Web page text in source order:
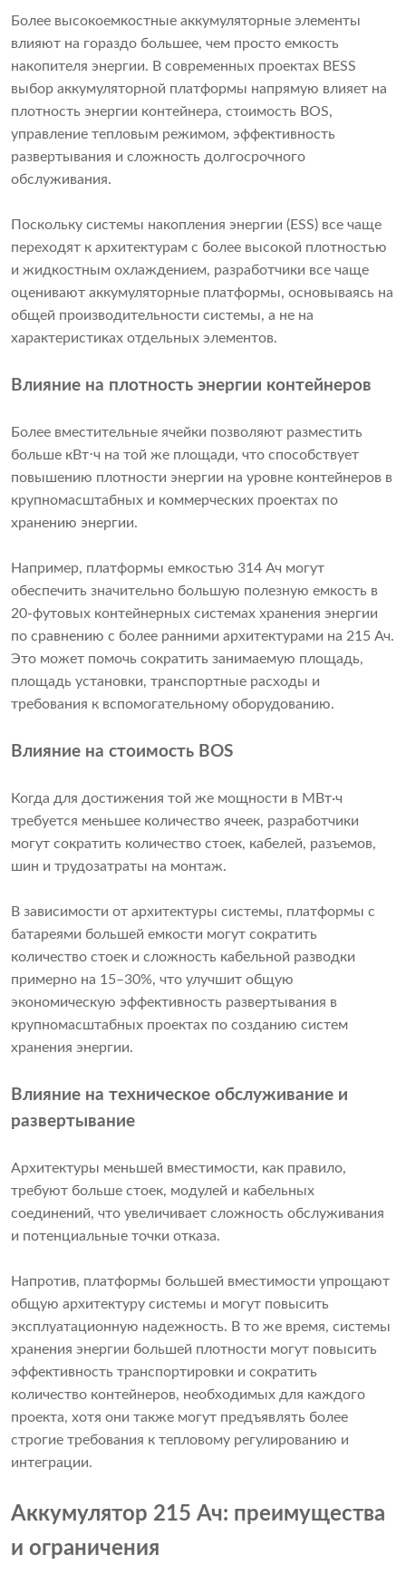
Более высокоемкостные аккумуляторные элементы
влияют на гораздо большее, чем просто емкость
накопителя энергии. В современных проектах BESS
выбор аккумуляторной платформы напрямую влияет на
плотность энергии контейнера, стоимость BOS,
управление тепловым режимом, эффективность
развертывания и сложность долгосрочного
обслуживания.
Поскольку системы накопления энергии (ESS) все чаще
переходят к архитектурам с более высокой плотностью
и жидкостным охлаждением, разработчики все чаще
оценивают аккумуляторные платформы, основываясь на
общей производительности системы, а не на
характеристиках отдельных элементов.
Влияние на плотность энергии контейнеров
Более вместительные ячейки позволяют разместить
больше кВт⋅ч на той же площади, что способствует
повышению плотности энергии на уровне контейнеров в
крупномасштабных и коммерческих проектах по
хранению энергии.
Например, платформы емкостью 314 Ач могут
обеспечить значительно большую полезную емкость в
20-футовых контейнерных системах хранения энергии
по сравнению с более ранними архитектурами на 215 Ач.
Это может помочь сократить занимаемую площадь,
площадь установки, транспортные расходы и
требования к вспомогательному оборудованию.
Влияние на стоимость BOS
Когда для достижения той же мощности в МВт·ч
требуется меньшее количество ячеек, разработчики
могут сократить количество стоек, кабелей, разъемов,
шин и трудозатраты на монтаж.
В зависимости от архитектуры системы, платформы с
батареями большей емкости могут сократить
количество стоек и сложность кабельной разводки
примерно на 15–30%, что улучшит общую
экономическую эффективность развертывания в
крупномасштабных проектах по созданию систем
хранения энергии.
Влияние на техническое обслуживание и
развертывание
Архитектуры меньшей вместимости, как правило,
требуют больше стоек, модулей и кабельных
соединений, что увеличивает сложность обслуживания
и потенциальные точки отказа.
Напротив, платформы большей вместимости упрощают
общую архитектуру системы и могут повысить
эксплуатационную надежность. В то же время, системы
хранения энергии большей плотности могут повысить
эффективность транспортировки и сократить
количество контейнеров, необходимых для каждого
проекта, хотя они также могут предъявлять более
строгие требования к тепловому регулированию и
интеграции.
Аккумулятор 215 Ач: преимущества
и ограничения